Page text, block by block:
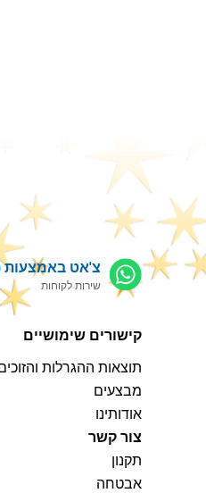
צ'אט באמצעות WhatsApp
שירות לקוחות
קישורים שימושיים
תוצאות ההגרלות
מבצעים
אודותינו
צור קשר
תקנון
אבטחה